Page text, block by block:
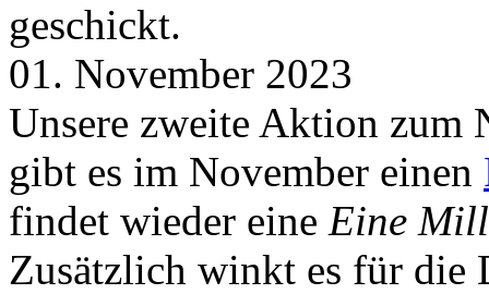
geschickt.
01. November 2023
Unsere zweite Aktion zum
gibt es im November einen
findet wieder eine Eine
Zusätzlich winkt es für die